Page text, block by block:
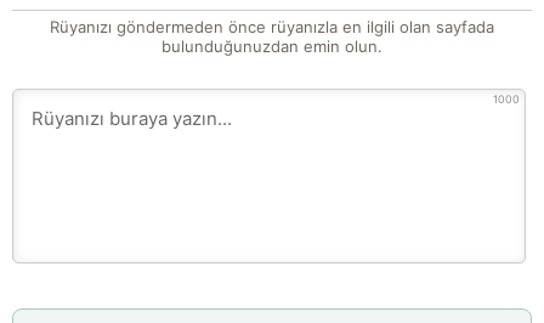
Rüyanızı göndermeden önce rüyanızla en ilgili olan sayfada
bulunduğunuzdan emin olun.
1000